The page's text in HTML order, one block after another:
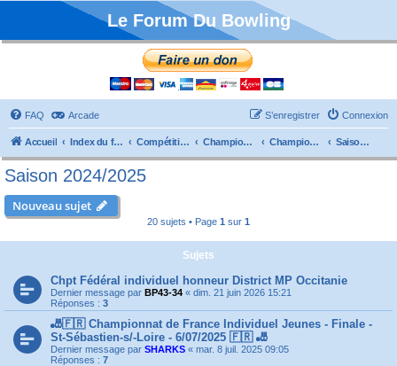
Le Forum Du Bowling
FAQ Arcade Connexion
S’enregistrer
Accueil Index du forum Compétitions Championnats de France Championnat Individuels Saison 2024/2025
Saison 2024/2025
Nouveau sujet
20 sujets • Page 1 sur 1
Sujets
Chpt Fédéral individuel honneur District MP Occitanie
Dernier message par BP43-34 « dim. 21 juin 2026 15:21
Réponses : 3
🎳🇫🇷 Championnat de France Individuel Jeunes - Finale -
St-Sébastien-s/-Loire - 6/07/2025 🇫🇷 🎳
Dernier message par SHARKS « mar. 8 juil. 2025 09:05
Réponses : 7